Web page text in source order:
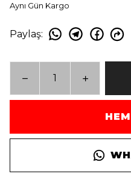
Aynı Gün Kargo
Paylaş: